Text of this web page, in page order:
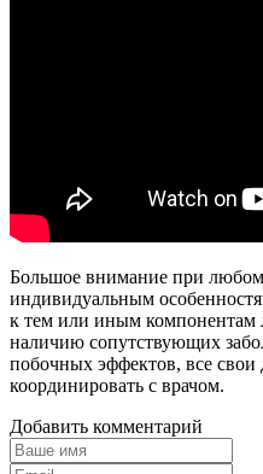
Большое внимание при любом
индивидуальным
к тем или иным компонентам
наличию сопутствующих
побочных эффектов, все свои
координировать с врачом.
Добавить комментарий